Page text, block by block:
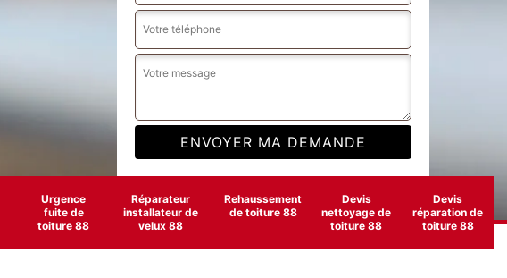
Urgence
fuite de
toiture 88
Réparateur
installateur de
velux 88
Rehaussement
de toiture 88
Devis
nettoyage de
toiture 88
Devis
réparation de
toiture 88